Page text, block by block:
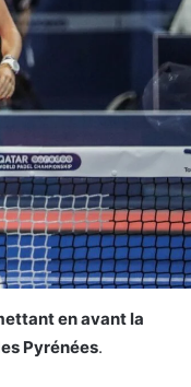
en avant la
Pyrénées.